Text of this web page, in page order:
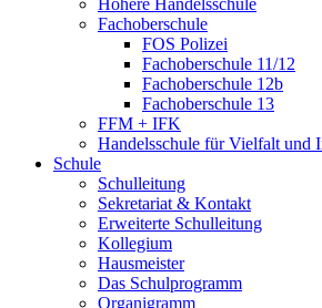
Fachoberschule
FOS Polizei
Fachoberschule 11/12
Fachoberschule 12b
Fachoberschule 13
FFM + IFK
Handelsschule für Vielfalt und
Schule
Schulleitung
Sekretariat & Kontakt
Erweiterte Schulleitung
Kollegium
Hausmeister
Das Schulprogramm
Organigramm